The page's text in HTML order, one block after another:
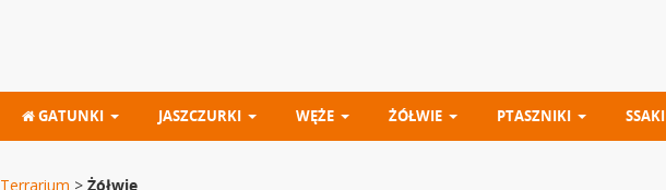
GATUNKI JASZCZURKI WĘŻE ŻÓŁWIE PTASZNIKI SSAKI
Terrarium > Żółwie